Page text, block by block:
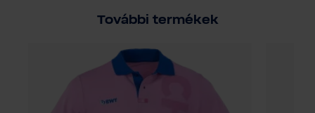
További termékek